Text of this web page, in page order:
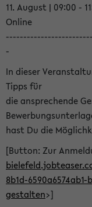
11. August | 09:00 -
Online
-
In dieser
Tipps für
die ansprechende
hast Du die
[Button: Zur
8b1d-
gestalten>]